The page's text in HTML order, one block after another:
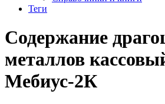
Теги
Содержание
металлов
Мебиус-2К